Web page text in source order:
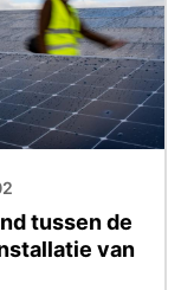
tussen de
van